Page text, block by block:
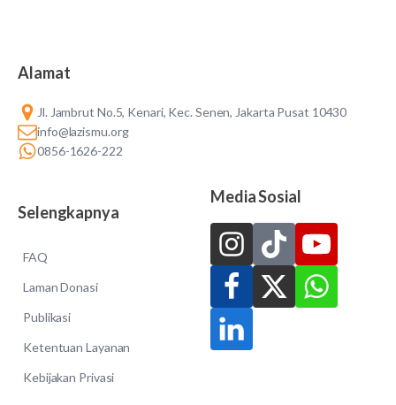
Alamat
Jl. Jambrut No.5, Kenari, Kec. Senen, Jakarta Pusat 10430
info@lazismu.org
0856-1626-222
Selengkapnya
FAQ
Laman Donasi
Publikasi
Ketentuan Layanan
Kebijakan Privasi
Media Sosial